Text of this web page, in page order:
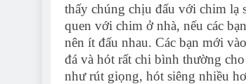
thấy chúng chịu đấu với chim lạ
quen với chim ở nhà, nếu các
nên ít đấu nhau. Các bạn mới
đá và hót rất chi bình thường
như rút giọng, hót siêng nhiều